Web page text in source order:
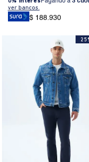
ver bancos.
$ 188.930